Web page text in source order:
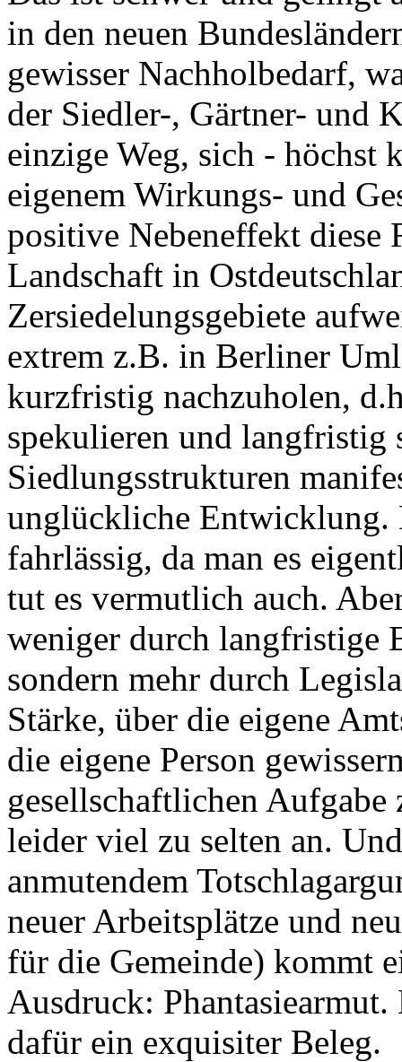
in den neuen
gewisser Nachholbedarf,
der Siedler-, Gärtner- und
einzige Weg, sich -
eigenem Wirkungs- und
positive Nebeneffekt diese
Landschaft in
Zersiedelungsgebiete
extrem z.B. in Berliner
kurzfristig nachzuholen,
spekulieren und langfristig
Siedlungsstrukturen
unglückliche Entwicklung.
fahrlässig, da man es
tut es vermutlich auch.
weniger durch langfristige
sondern mehr durch
Stärke, über die eigene
die eigene Person
gesellschaftlichen
leider viel zu selten an.
anmutendem
neuer Arbeitsplätze und
für die Gemeinde) kommt
Ausdruck:
dafür ein exquisiter Beleg.